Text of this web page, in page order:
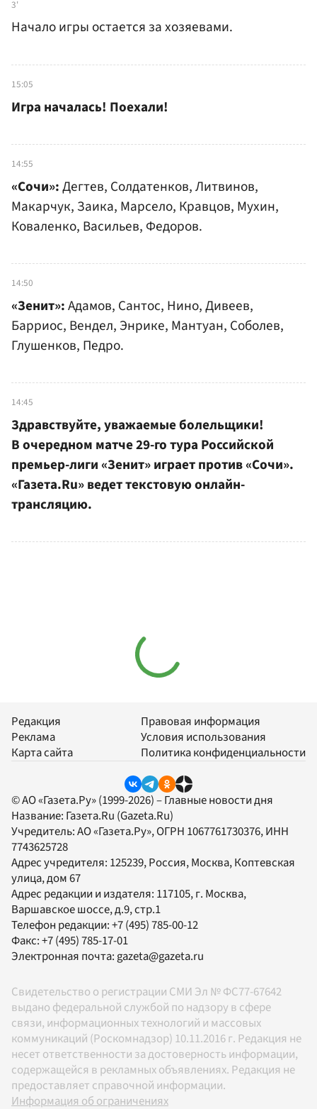
3'
Начало игры остается за хозяевами.
15:05
Игра началась! Поехали!
14:55
«Сочи»:Дегтев, Солдатенков, Литвинов,
Макарчук, Заика, Марсело, Кравцов, Мухин,
Коваленко, Васильев, Федоров.
14:50
«Зенит»:Адамов, Сантос, Нино, Дивеев,
Барриос, Вендел, Энрике, Мантуан, Соболев,
Глушенков, Педро.
14:45
Здравствуйте, уважаемые болельщики!
В очередном матче 29-го тура Российской
премьер-лиги «Зенит» играет против «Сочи».
«Газета.Ru» ведет текстовую онлайн-
трансляцию.
Редакция
Реклама
Карта сайта
Правовая информация
Условия использования
Политика конфиденциальности
© АО «Газета.Ру» (1999-2026) – Главные новости дня
Название: Газета.Ru (Gazeta.Ru)
Учредитель:АО «Газета.Ру», ОГРН 1067761730376, ИНН
7743625728
Адрес учредителя: 125239, Россия, Москва, Коптевская
улица, дом 67
Адрес редакции и издателя: 117105, г. Москва,
Варшавское шоссе, д.9, стр.1
Телефон редакции:+7 (495) 785-00-12
Факс:+7 (495) 785-17-01
Электронная почта: gazeta@gazeta.ru
Свидетельство о регистрации СМИ Эл № ФС77-67642
выдано федеральной службой по надзору в сфере
связи, информационных технологий и массовых
коммуникаций (Роскомнадзор) 10.11.2016 г. Редакция не
несет ответственности за достоверность информации,
содержащейся в рекламных объявлениях. Редакция не
предоставляет справочной информации.
Информация об ограничениях